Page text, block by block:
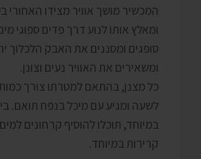
המכשיר מושך אוויר מצידו
ומאלץ אותו לנוע דרך פדים ספוגי
סופגים ומסננים את האבק הלכלוך
ומשאירים את האוויר נעים וצונן.
כל מצנן, בהתאם למטרתו צורך
לשעה ומגיע עם מיכל בנפח תואם.
במיוחד, תוכלו להוסיף קרחונים
קרירות במיוחד.